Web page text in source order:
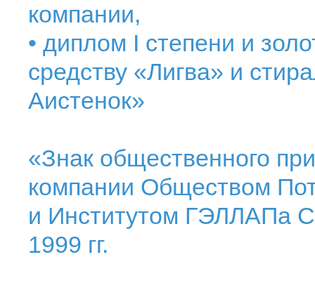
компании,
• диплом I степени и
средству «Лигва» и
Аистенок»
«Знак общественного
компании Обществом
и Институтом ГЭЛЛАПа
1999 гг.